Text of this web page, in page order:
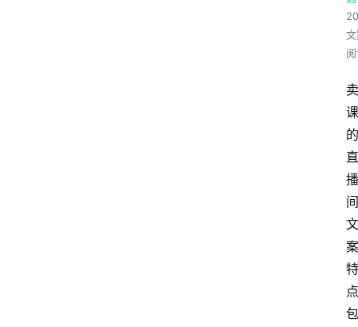
卖
课
的
直
播
间
文
案
特
点
包